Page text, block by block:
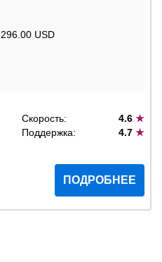
296.00 USD
Скорость: 4.6 ★
Поддержка: 4.7 ★
ПОДРОБНЕЕ